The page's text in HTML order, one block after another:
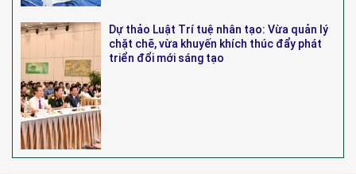
Dự thảo Luật Trí tuệ nhân tạo: Vừa quản lý
chặt chẽ, vừa khuyến khích thúc đẩy phát
triển đổi mới sáng tạo